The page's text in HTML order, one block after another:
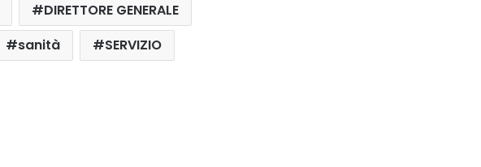
DIRETTORE GENERALE
sanità
SERVIZIO